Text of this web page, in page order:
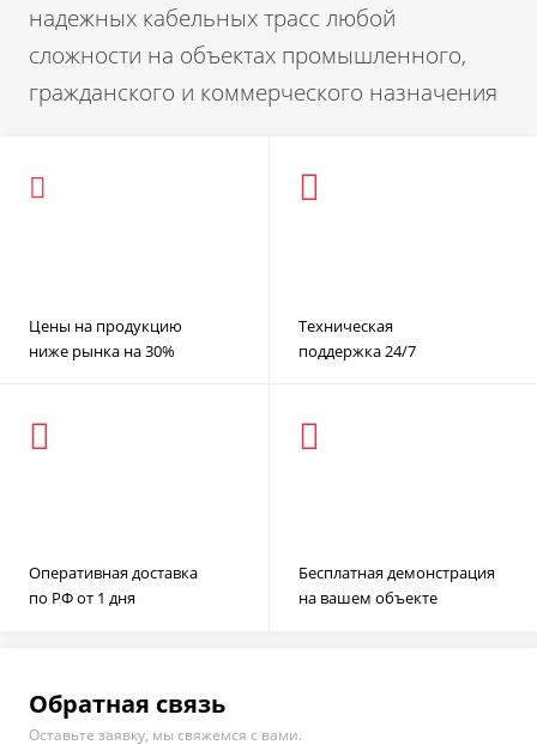
надежных кабельных трасс любой
сложности на объектах промышленного,
гражданского и коммерческого назначения
Цены на продукцию
ниже рынка на 30%
Техническая
поддержка 24/7
Оперативная доставка
по РФ от 1 дня
Бесплатная демонстрация
на вашем объекте
Обратная связь
Оставьте заявку, мы свяжемся с вами.